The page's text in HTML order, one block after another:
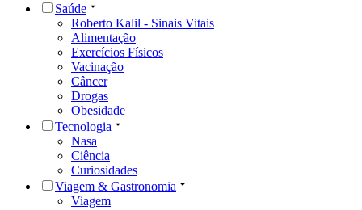
Saúde
Roberto Kalil - Sinais Vitais
Alimentação
Exercícios Físicos
Vacinação
Câncer
Drogas
Obesidade
Tecnologia
Nasa
Ciência
Curiosidades
Viagem & Gastronomia
Viagem